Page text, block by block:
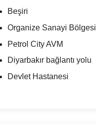
Beşiri
Organize Sanayi Bölgesi
Petrol City AVM
Diyarbakır bağlantı yolu
Devlet Hastanesi